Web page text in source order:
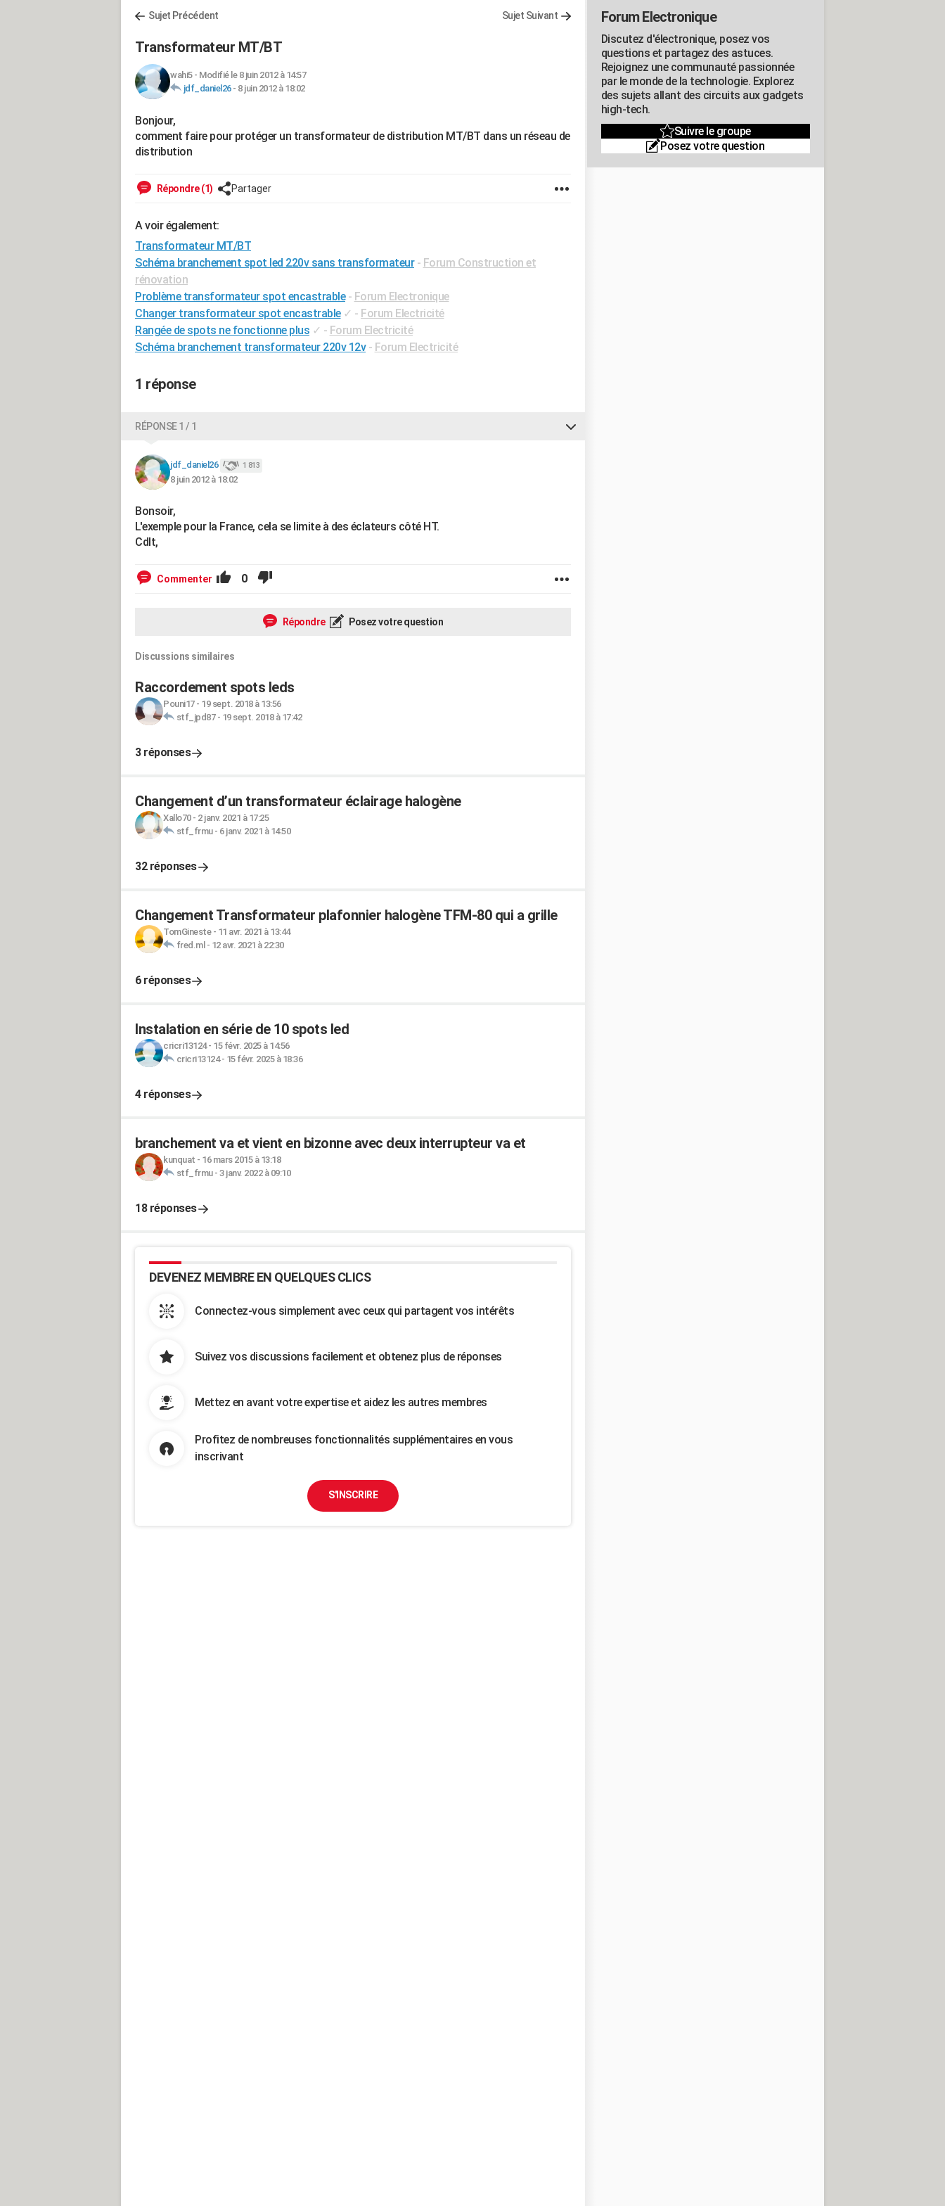
Sujet Précédent Sujet Suivant
Transformateur MT/BT
wahi5- Modifié le 8 juin 2012 à 14:57
jdf_daniel26- 8 juin 2012 à 18:02
Bonjour,
comment faire pour protéger un transformateur de distribution MT/BT dans un réseau de
distribution
Répondre (1) Partager
A voir également:
Transformateur MT/BT
Schéma branchement spot led 220v sans transformateur - Forum Construction et
rénovation
Problème transformateur spot encastrable - Forum Electronique
Changer transformateur spot encastrable ✓ - Forum Electricité
Rangée de spots ne fonctionne plus ✓ - Forum Electricité
Schéma branchement transformateur 220v 12v - Forum Electricité
1 réponse
RÉPONSE 1 / 1
jdf_daniel26 1 813
8 juin 2012 à 18:02
Bonsoir,
L'exemple pour la France, cela se limite à des éclateurs côté HT.
Cdlt,
Commenter 0
Répondre Posez votre question
Discussions similaires
Raccordement spots leds
Pouni17- 19 sept. 2018 à 13:56
stf_jpd87- 19 sept. 2018 à 17:42
3 réponses
Changement d’un transformateur éclairage halogène
Xallo70- 2 janv. 2021 à 17:25
stf_frmu- 6 janv. 2021 à 14:50
32 réponses
Changement Transformateur plafonnier halogène TFM-80 qui a grille
TomGineste- 11 avr. 2021 à 13:44
fred.ml - 12 avr. 2021 à 22:30
6 réponses
Instalation en série de 10 spots led
cricri13124- 15 févr. 2025 à 14:56
cricri13124- 15 févr. 2025 à 18:36
4 réponses
branchement va et vient en bizonne avec deux interrupteur va et
kunquat - 16 mars 2015 à 13:18
stf_frmu- 3 janv. 2022 à 09:10
18 réponses
DEVENEZ MEMBRE EN QUELQUES CLICS
Connectez-vous simplement avec ceux qui partagent vos intérêts
Suivez vos discussions facilement et obtenez plus de réponses
Mettez en avant votre expertise et aidez les autres membres
Profitez de nombreuses fonctionnalités supplémentaires en vous
inscrivant
S'INSCRIRE
Forum Electronique
Discutez d'électronique, posez vos
questions et partagez des astuces.
Rejoignez une communauté passionnée
par le monde de la technologie. Explorez
des sujets allant des circuits aux gadgets
high-tech.
Suivre le groupe
Posez votre question